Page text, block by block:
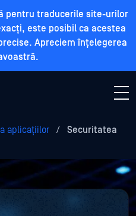
pentru traducerile site-urilor
este posibil ca acestea
Apreciem înțelegerea
aplicațiilor /
Securitatea